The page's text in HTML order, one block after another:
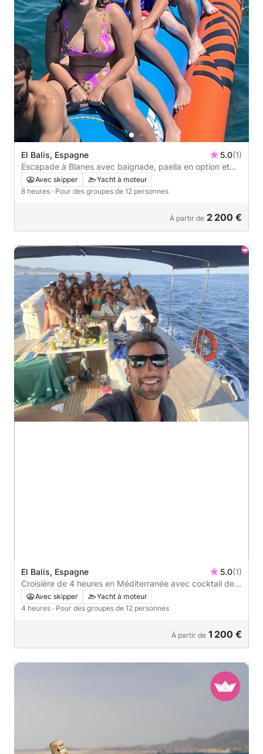
El Balís, Espagne 5.0(1)
Escapade à Blanes avec baignade, paella en option et
visite de criques cachées.
Avec skipper
Yacht à moteur
8 heures · Pour des groupes de 12 personnes
À partir de 2 200 €
El Balís, Espagne 5.0(1)
Croisière de 4 heures en Méditerranée avec cocktail de
bienvenue et amuse-bouche, baignade et vues sur la
côte.
Avec skipper
Yacht à moteur
4 heures · Pour des groupes de 12 personnes
À partir de 1 200 €